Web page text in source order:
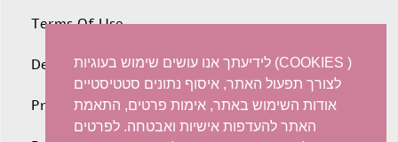
Terms Of Use
Deliveries
Privacy policy
לידיעתך אנו עושים שימוש בעוגיות (COOKIES )
לצורך תפעול האתר, איסוף נתונים סטטיסטיים
אודות השימוש באתר, אימות פרטים, התאמת
האתר להעדפות אישיות ואבטחה. לפרטים